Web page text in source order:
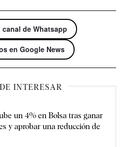
canal de Whatsapp
en Google News
INTERESAR
un 4% en Bolsa tras ganar
y aprobar una reducción de